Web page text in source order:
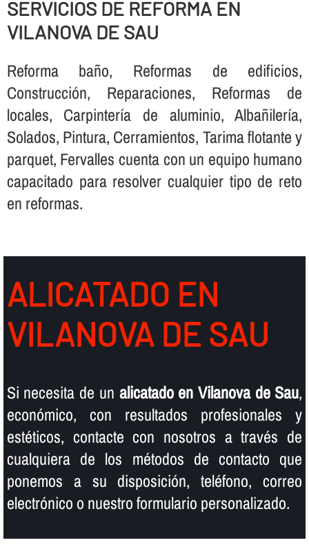
SERVICIOS DE REFORMA EN
VILANOVA DE SAU
Reforma baño, Reformas de edificios,
Construcción, Reparaciones, Reformas de
locales, Carpinterí­a de aluminio, Albañilerí­a,
Solados, Pintura, Cerramientos, Tarima flotante y
parquet, Fervalles cuenta con un equipo humano
capacitado para resolver cualquier tipo de reto
en reformas.
ALICATADO EN
VILANOVA DE SAU
Si necesita de un alicatado en Vilanova de Sau,
económico, con resultados profesionales y
estéticos, contacte con nosotros a través de
cualquiera de los métodos de contacto que
ponemos a su disposición, teléfono, correo
electrónico o nuestro formulario personalizado.